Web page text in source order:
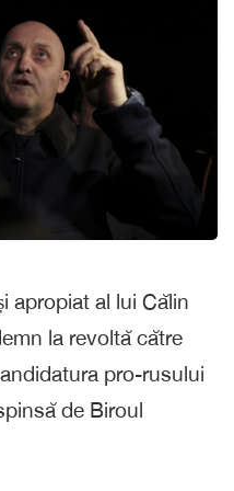
apropiat al lui Călin
la revoltă către
pro-rusului
de Biroul